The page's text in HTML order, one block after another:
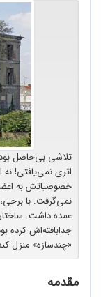
تلاشی بی‌حاصل
اثری نمی‌یافتی! نه
خصوصیاتش به
نمی‌گرفت. با
عمده داشت.
جدابافته‌اش کرده
«چندسازه» منزل
مقدمه